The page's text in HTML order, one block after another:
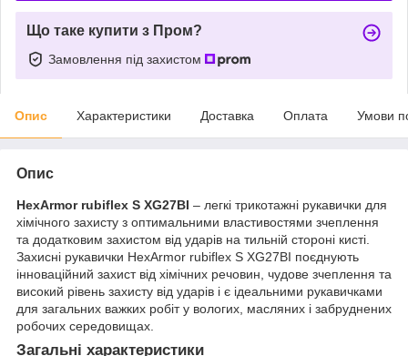
Що таке купити з Пром?
Замовлення під захистом
Опис Характеристики Доставка Оплата Умови
Опис
HexArmor rubiflex S XG27BI – легкі трикотажні рукавички для
хімічного захисту з оптимальними властивостями зчеплення
та додатковим захистом від ударів на тильній стороні кисті.
Захисні рукавички HexArmor rubiflex S XG27BI поєднують
інноваційний захист від хімічних речовин, чудове зчеплення та
високий рівень захисту від ударів і є ідеальними рукавичками
для загальних важких робіт у вологих, масляних і забруднених
робочих середовищах.
Загальні характеристики